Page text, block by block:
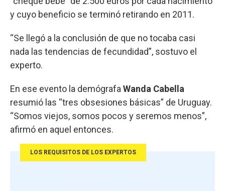
y cuyo beneficio se terminó retirando en 2011.
“Se llegó a la conclusión de que no tocaba casi
nada las tendencias de fecundidad”, sostuvo el
experto.
En ese evento la demógrafa Wanda Cabella
resumió las “tres obsesiones básicas” de Uruguay.
“Somos viejos, somos pocos y seremos menos”,
afirmó en aquel entonces.
LOS REQUISITOS DE LOS EXPERTOS